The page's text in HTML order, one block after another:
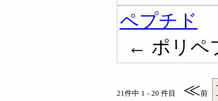
ペプチド
← ポリペ
21件中 1 - 20 件目 ≪前